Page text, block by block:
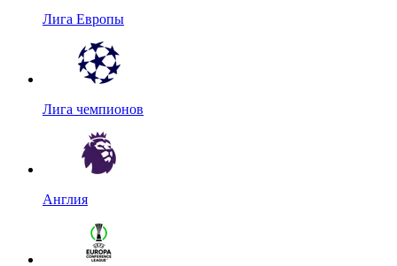
Лига Европы
Лига чемпионов
Англия